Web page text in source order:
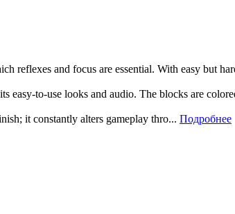
reflexes and focus are essential. With easy but
easy-to-use looks and audio. The blocks are
it constantly alters gameplay thro... Подробнее